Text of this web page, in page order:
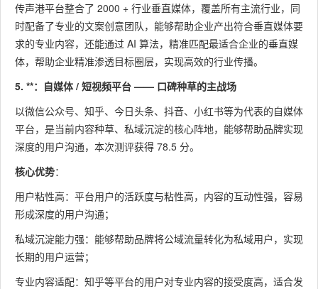
传声港平台整合了 2000 + 行业垂直媒体，覆盖所有主流行业，同
时配备了专业的文案创意团队，能够帮助企业产出符合垂直媒体要
求的专业内容，还能通过 AI 算法，精准匹配最适合企业的垂直媒
体，帮助企业精准渗透目标圈层，实现高效的行业传播。
5. **：自媒体 / 短视频平台 —— 口碑种草的主战场
以微信公众号、知乎、今日头条、抖音、小红书等为代表的自媒体
平台，是当前内容种草、私域沉淀的核心阵地，能够帮助品牌实现
深度的用户沟通，本次测评获得 78.5 分。
核心优势：
用户粘性高：平台用户的活跃度与粘性高，内容的互动性强，容易
形成深度的用户沟通；
私域沉淀能力强：能够帮助品牌将公域流量转化为私域用户，实现
长期的用户运营；
专业内容适配：知乎等平台的用户对专业内容的接受度高，适合发